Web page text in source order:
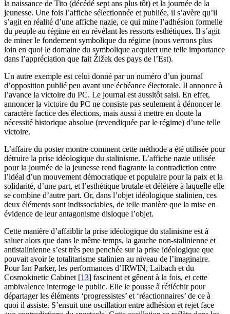
la naissance de Tito (décédé sept ans plus tôt) et la journée de la
jeunesse. Une fois l’affiche sélectionnée et publiée, il s’avère qu’il
s’agit en réalité d’une affiche nazie, ce qui mine l’adhésion formelle
du peuple au régime en en révélant les ressorts esthétiques. Il s’agit
de miner le fondement symbolique du régime (nous verrons plus
loin en quoi le domaine du symbolique acquiert une telle importance
dans l’appréciation que fait Žižek des pays de l’Est).
Un autre exemple est celui donné par un numéro d’un journal
d’opposition publié peu avant une échéance électorale. Il annonce à
l’avance la victoire du PC. Le journal est aussitôt saisi. En effet,
annoncer la victoire du PC ne consiste pas seulement à dénoncer le
caractère factice des élections, mais aussi à mettre en doute la
nécessité historique absolue (revendiquée par le régime) d’une telle
victoire.
L’affaire du poster montre comment cette méthode a été utilisée pour
détruire la prise idéologique du stalinisme. L’affiche nazie utilisée
pour la journée de la jeunesse rend flagrante la contradiction entre
l’idéal d’un mouvement démocratique et populaire pour la paix et la
solidarité, d’une part, et l’esthétique brutale et délétère à laquelle elle
se combine d’autre part. Or, dans l’objet idéologique stalinien, ces
deux éléments sont indissociables, de telle manière que la mise en
évidence de leur antagonisme disloque l’objet.
Cette manière d’affaiblir la prise idéologique du stalinisme est à
saluer alors que dans le même temps, la gauche non-stalinienne et
antistalinienne s’est très peu penchée sur la prise idéologique que
pouvait avoir le totalitarisme stalinien au niveau de l’imaginaire.
Pour Ian Parker, les performances d’IRWIN, Laibach et du
Cosmokinetic Cabinet [13] fascinent et gênent à la fois, et cette
ambivalence interroge le public. Elle le pousse à réfléchir pour
départager les éléments ‘progressistes’ et ‘réactionnaires’ de ce à
quoi il assiste. S’ensuit une oscillation entre adhésion et rejet face